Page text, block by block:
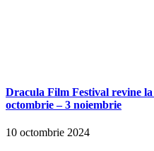
Dracula Film Festival revine
octombrie – 3 noiembrie
10 octombrie 2024